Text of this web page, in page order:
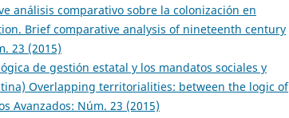
análisis comparativo sobre la colonización en
Brief comparative analysis of nineteenth century
23 (2015)
de gestión estatal y los mandatos sociales y
Overlapping territorialities: between the logic of
Avanzados: Núm. 23 (2015)